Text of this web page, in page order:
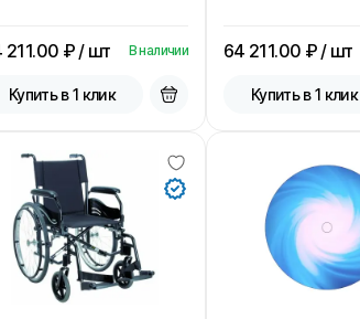
211.00 ₽ / шт В наличии
Купить в 1 клик
64 211.00 ₽ / шт
Купить в 1 клик